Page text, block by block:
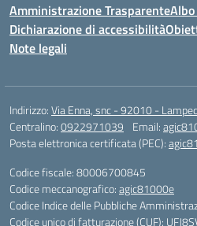
Amministrazione Trasparente
Dichiarazione di accessibilità
Note legali
Indirizzo:Via Enna, snc - 92010 -
Centralino:0922971039 Email:
Posta elettronica certificata (PEC):
Codice fiscale: 80006700845
Codice meccanografico:agic81000e
Codice Indice delle Pubbliche
Codice unico di fatturazione (CUF):